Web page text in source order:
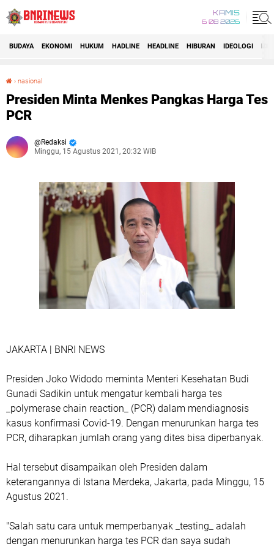
KAMIS
6 08 2026
BUDAYA EKONOMI HUKUM HADLINE HEADLINE HIBURAN IDEOLOGI
› nasional
Presiden Minta Menkes Pangkas Harga Tes
PCR
Redaksi
Minggu, 15 Agustus 2021, 20:32 WIB
JAKARTA | BNRI NEWS
Presiden Joko Widodo meminta Menteri Kesehatan Budi
Gunadi Sadikin untuk mengatur kembali harga tes
_polymerase chain reaction_ (PCR) dalam mendiagnosis
kasus konfirmasi Covid-19. Dengan menurunkan harga tes
PCR, diharapkan jumlah orang yang dites bisa diperbanyak.
Hal tersebut disampaikan oleh Presiden dalam
keterangannya di Istana Merdeka, Jakarta, pada Minggu, 15
Agustus 2021.
"Salah satu cara untuk memperbanyak _testing_ adalah
dengan menurunkan harga tes PCR dan saya sudah